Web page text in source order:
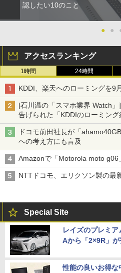
認したい10のこと
● ●
アクセスランキング
1時間 24時間
KDDI、楽天へのローミングを9
[石川温の「スマホ業界 Watch」]
告げられた「KDDIのローミング
穴と楽天モバイルの課題
ドコモ前田社長が「
への考え方にも言及
Amazonで「Motorola moto g06
NTTドコモ、エリクソン製の最
Special Site
レイズのプレミ
Aから「2×9R」が
性能の良いお得な